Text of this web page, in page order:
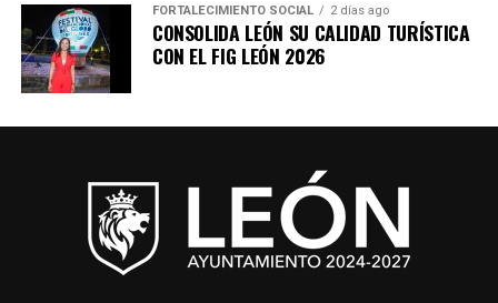
FORTALECIMIENTO SOCIAL 2 días ago
CONSOLIDA LEÓN SU CALIDAD TURÍSTICA
CON EL FIG LEÓN 2026